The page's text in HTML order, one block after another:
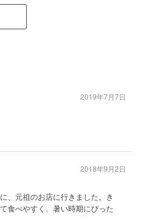
2019年7月7日
、元祖のお店に行きました。き
食べやすく、暑い時期にぴった
2018年9月2日